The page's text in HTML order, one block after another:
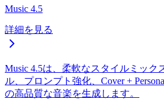
Music 4.5
詳細を見る
Music 4.5は、柔軟なスタイルミック
ル、プロンプト強化、Cover +
の高品質な音楽を生成します。